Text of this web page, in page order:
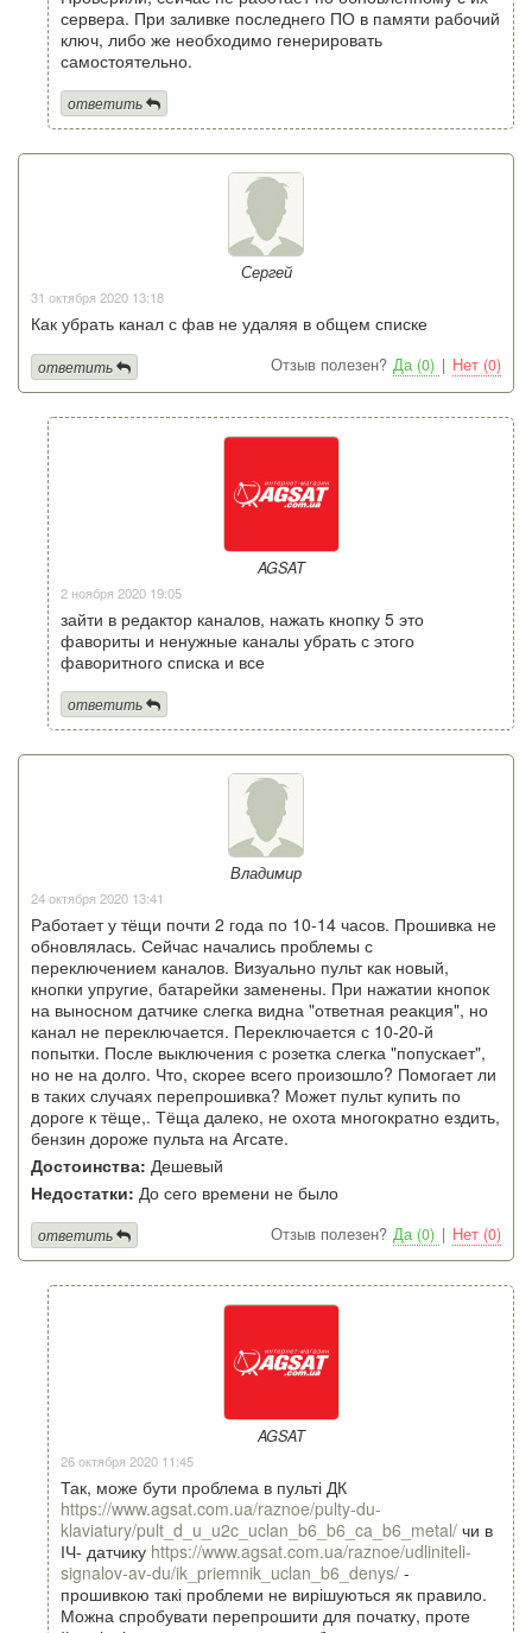
сервера. При заливке последнего ПО в памяти рабочий
ключ, либо же необходимо генерировать
самостоятельно.
ответить
Сергей
31 октября 2020 13:18
Как убрать канал с фав не удаляя в общем списке
Отзыв полезен? Да (0) | Нет (0)
ответить
AGSAT
2 ноября 2020 19:05
зайти в редактор каналов, нажать кнопку 5 это
фавориты и ненужные каналы убрать с этого
фаворитного списка и все
ответить
Владимир
24 октября 2020 13:41
Работает у тёщи почти 2 года по 10-14 часов. Прошивка не
обновлялась. Сейчас начались проблемы с
переключением каналов. Визуально пульт как новый,
кнопки упругие, батарейки заменены. При нажатии кнопок
на выносном датчике слегка видна "ответная реакция", но
канал не переключается. Переключается с 10-20-й
попытки. После выключения с розетка слегка "попускает",
но не на долго. Что, скорее всего произошло? Помогает ли
в таких случаях перепрошивка? Может пульт купить по
дороге к тёще,. Тёща далеко, не охота многократно ездить,
бензин дороже пульта на Агсате.
Достоинства: Дешевый
Недостатки: До сего времени не было
Отзыв полезен? Да (0) | Нет (0)
ответить
AGSAT
26 октября 2020 11:45
Так, може бути проблема в пульті ДК
https://www.agsat.com.ua/raznoe/pulty-du-
klaviatury/pult_d_u_u2c_uclan_b6_b6_ca_b6_metal/ чи в
ІЧ- датчику https://www.agsat.com.ua/raznoe/udliniteli-
signalov-av-du/ik_priemnik_uclan_b6_denys/ -
прошивкою такі проблеми не вирішуються як правило.
Можна спробувати перепрошити для початку, проте